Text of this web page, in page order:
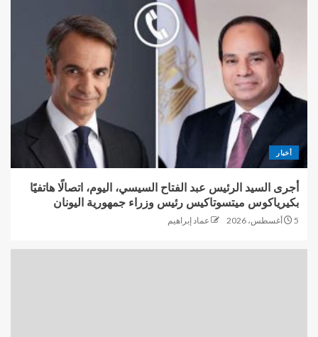
أخبار
أجرى السيد الرئيس عبد الفتاح السيسي، اليوم، اتصالًا هاتفيًا
بكيرياكوس ميتسوتاكيس رئيس وزراء جمهورية اليونان
5 أغسطس، 2026 عماد إبراهيم